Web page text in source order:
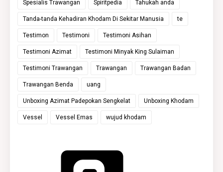
Spesialis Trawangan Spiritpedia Tahukah anda
Tanda-tanda Kehadiran Khodam Di Sekitar Manusia te
Testimon Testimoni Testimoni Asihan
Testimoni Azimat Testimoni Minyak King Sulaiman
Testimoni Trawangan Trawangan Trawangan Badan
Trawangan Benda uang
Unboxing Azimat Padepokan Sengkelat Unboxing Khodam
Vessel Vessel Emas wujud khodam